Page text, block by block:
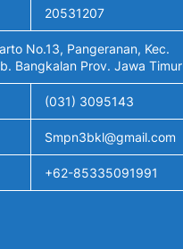
20531207
No.13, Pangeranan, Kec.
Bangkalan Prov. Jawa Timur
(031) 3095143
Smpn3bkl@gmail.com
+62-85335091991